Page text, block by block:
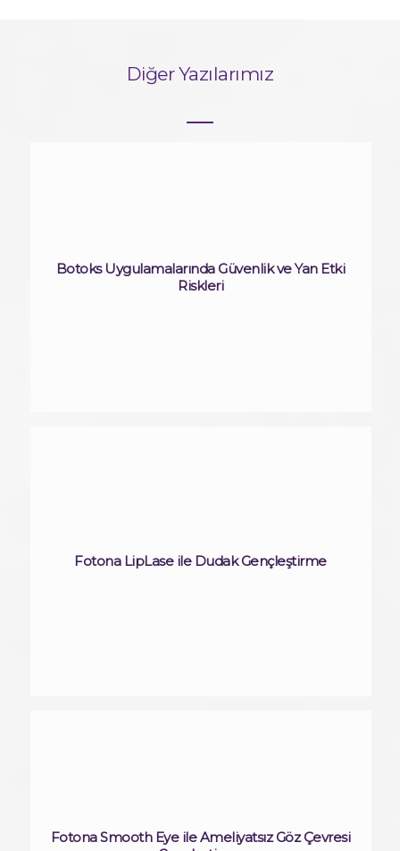
Diğer Yazılarımız
Botoks Uygulamalarında Güvenlik ve Yan Etki
Riskleri
Fotona LipLase ile Dudak Gençleştirme
Fotona Smooth Eye ile Ameliyatsız Göz Çevresi